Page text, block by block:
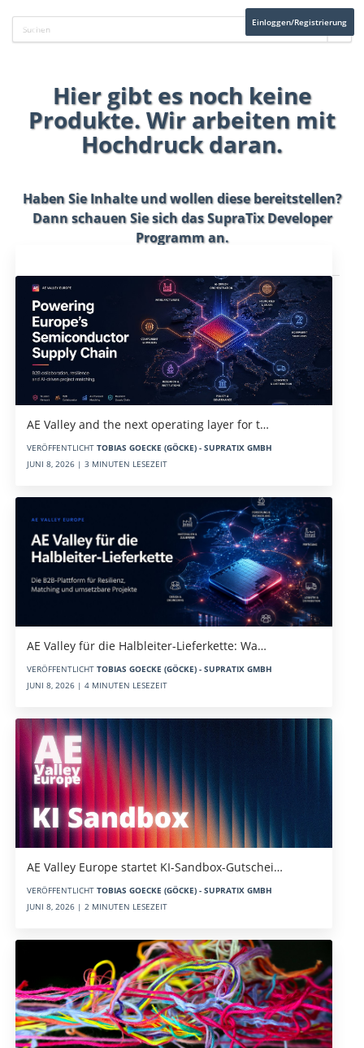
Einloggen/Registrierung
Hier gibt es noch keine
Produkte. Wir arbeiten mit
Hochdruck daran.
Haben Sie Inhalte und wollen diese bereitstellen?
Dann schauen Sie sich dasSupraTix Developer
Programman.
AE Valley and the next operating layer for t…
VERÖFFENTLICHT TOBIAS GOECKE (GÖCKE) - SUPRATIX GMBH
JUNI 8, 2026 | 3 MINUTEN LESEZEIT
AE Valley für die Halbleiter-Lieferkette: Wa…
VERÖFFENTLICHT TOBIAS GOECKE (GÖCKE) - SUPRATIX GMBH
JUNI 8, 2026 | 4 MINUTEN LESEZEIT
AE Valley Europe startet KI-Sandbox-Gutschei…
VERÖFFENTLICHT TOBIAS GOECKE (GÖCKE) - SUPRATIX GMBH
JUNI 8, 2026 | 2 MINUTEN LESEZEIT